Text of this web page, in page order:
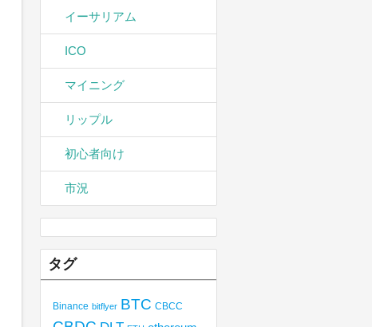
イーサリアム
ICO
マイニング
リップル
初心者向け
市況
タグ
Binance bitflyer BTC CBCC